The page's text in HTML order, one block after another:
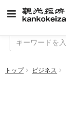
トップ ビジネス